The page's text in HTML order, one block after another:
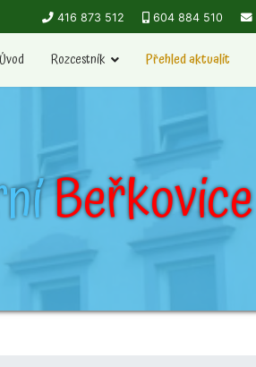
416 873 512 604 884 510
Úvod Rozcestník Přehled aktualit
Beřkovice